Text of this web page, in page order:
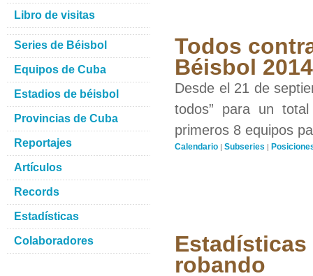
Todos
Béisbol
Desde el 21 de
todos” para un
primeros 8 equipos
Calendario | Subseries |
robando
Libro de visitas
Series de Béisbol
Equipos de Cuba
Estadios de béisbol
Provincias de Cuba
Reportajes
Artículos
Records
Estadísticas
Colaboradores